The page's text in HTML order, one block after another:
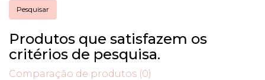
Produtos que satisfazem os
critérios de pesquisa.
Comparação de produtos (0)